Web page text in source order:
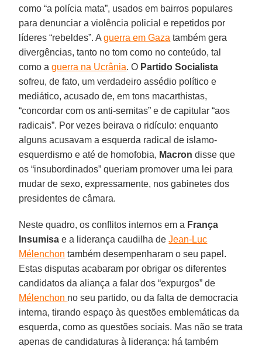
como “a polícia mata”, usados ​​em bairros populares
para denunciar a violência policial e repetidos por
líderes “rebeldes”. Aguerra em Gaza também gera
divergências, tanto no tom como no conteúdo, tal
como aguerra na Ucrânia. O Partido Socialista
sofreu, de fato, um verdadeiro assédio político e
mediático, acusado de, em tons macarthistas,
“concordar com os anti-semitas” e de capitular “aos
radicais”. Por vezes beirava o ridículo: enquanto
alguns acusavam a esquerda radical de islamo-
esquerdismo e até de homofobia, Macron disse que
os “insubordinados” queriam promover uma lei para
mudar de sexo, expressamente, nos gabinetes dos
presidentes de câmara.
Neste quadro, os conflitos internos em a França
Insumisa e a liderança caudilha deJean-Luc
Mélenchon também desempenharam o seu papel.
Estas disputas acabaram por obrigar os diferentes
candidatos da aliança a falar dos “expurgos” de
Mélenchon no seu partido, ou da falta de democracia
interna, tirando espaço às questões emblemáticas da
esquerda, como as questões sociais. Mas não se trata
apenas de candidaturas à liderança: há também